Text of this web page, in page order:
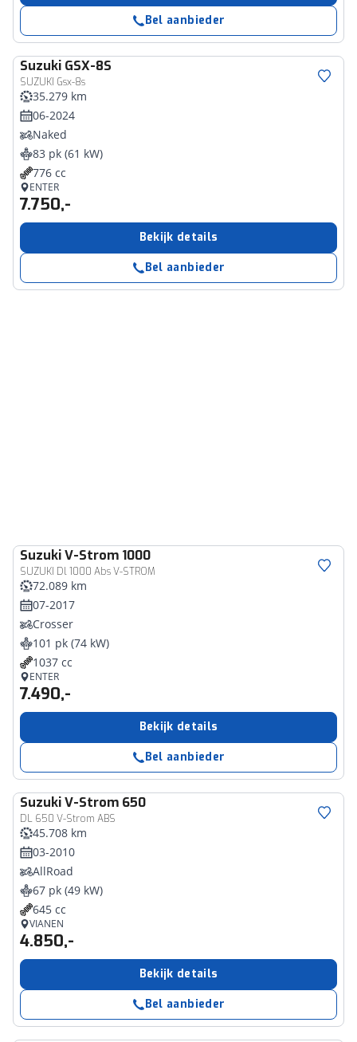
Bel aanbieder
Suzuki GSX-8S
SUZUKI Gsx-8s
35.279 km
06-2024
Naked
83 pk (61 kW)
776 cc
ENTER
7.750,-
Bekijk details
Bel aanbieder
SuzukiV-Strom 1000
SUZUKI Dl 1000 Abs V-STROM
72.089 km
07-2017
Crosser
101 pk (74 kW)
1037 cc
ENTER
7.490,-
Bekijk details
Bel aanbieder
SuzukiV-Strom 650
DL 650 V-Strom ABS
45.708 km
03-2010
AllRoad
67 pk (49 kW)
645 cc
VIANEN
4.850,-
Bekijk details
Bel aanbieder